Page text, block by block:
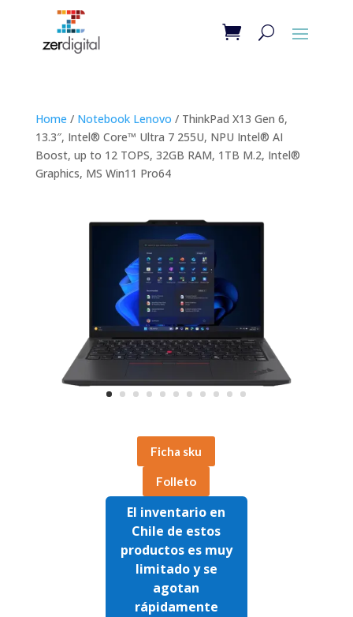
Home / Notebook Lenovo / ThinkPad X13 Gen 6,
13.3″, Intel® Core™ Ultra 7 255U, NPU Intel® AI
Boost, up to 12 TOPS, 32GB RAM, 1TB M.2, Intel®
Graphics, MS Win11 Pro64
Ficha sku
Folleto
El inventario en
Chile de estos
productos es muy
limitado y se
agotan
rápidamente